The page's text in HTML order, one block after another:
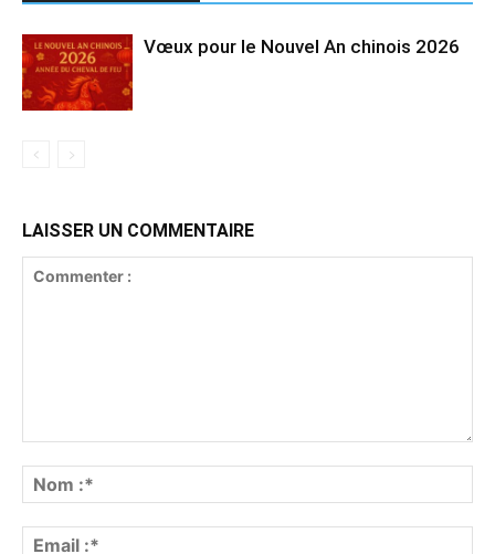
Vœux pour le Nouvel An chinois 2026
LAISSER UN COMMENTAIRE